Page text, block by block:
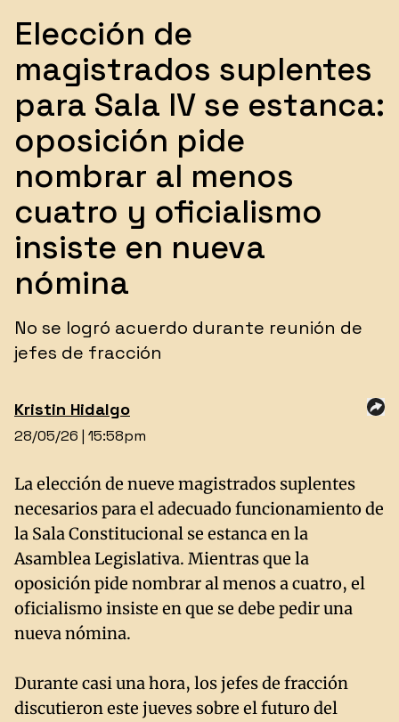
Elección de
magistrados suplentes
para Sala IV se estanca:
oposición pide
nombrar al menos
cuatro y oficialismo
insiste en nueva
nómina
No se logró acuerdo durante reunión de
jefes de fracción
Kristin Hidalgo
28/05/26 | 15:58pm
La elección de nueve magistrados suplentes
necesarios para el adecuado funcionamiento de
la Sala Constitucional se estanca en la
Asamblea Legislativa. Mientras que la
oposición pide nombrar al menos a cuatro, el
oficialismo insiste en que se debe pedir una
nueva nómina.
Durante casi una hora, los jefes de fracción
discutieron este jueves sobre el futuro del